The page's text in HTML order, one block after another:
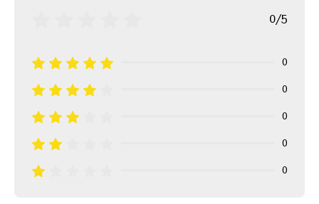
0/5
0
0
0
0
0